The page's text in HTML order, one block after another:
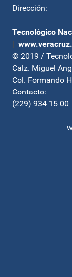
Dirección:
Tecnológico
|
© 2019 /
Calz. Miguel
Col. Formando
Contacto:
(229) 934 15 00